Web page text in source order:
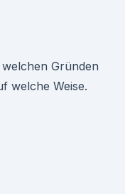
Gründen
welche Weise.